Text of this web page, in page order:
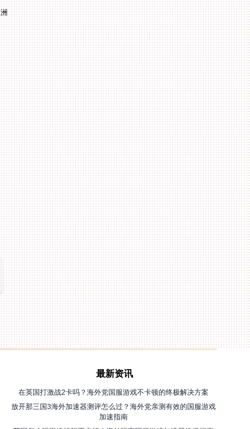
最新资讯
在英国打激战2卡吗？海外党国服游戏不卡顿的终极解决方案
放开那三国3海外加速器测评怎么过？海外党亲测有效的国服游戏
加速指南